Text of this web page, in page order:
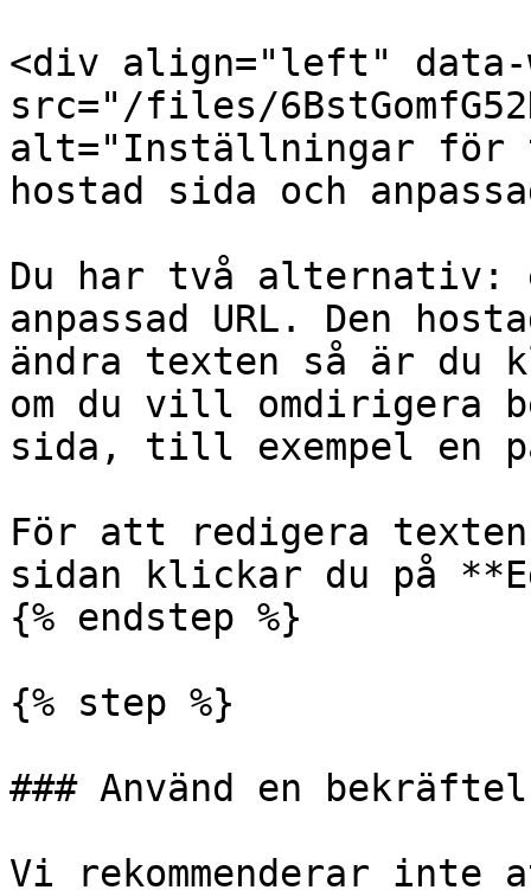
<div align="left" data-
src="/files/
alt="Inställningar för
hostad sida och
Du har två alternativ:
anpassad URL. Den
ändra texten så är du
om du vill omdirigera
sida, till exempel en
För att redigera texten
sidan klickar du på
{% endstep %}
{% step %}
### Använd en
Vi rekommenderar inte